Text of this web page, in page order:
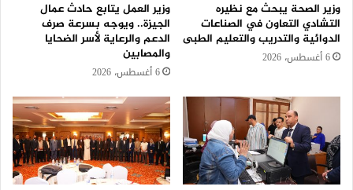
وزير الصحة يبحث مع نظيره
التشادي التعاون في الصناعات
الدوائية والتدريب والتعليم الطبى
6 أغسطس، 2026
وزير العمل يتابع حادث عمال
الجيزة.. ويوجه بسرعة صرف
الدعم والرعاية لأسر الضحايا
والمصابين
6 أغسطس، 2026